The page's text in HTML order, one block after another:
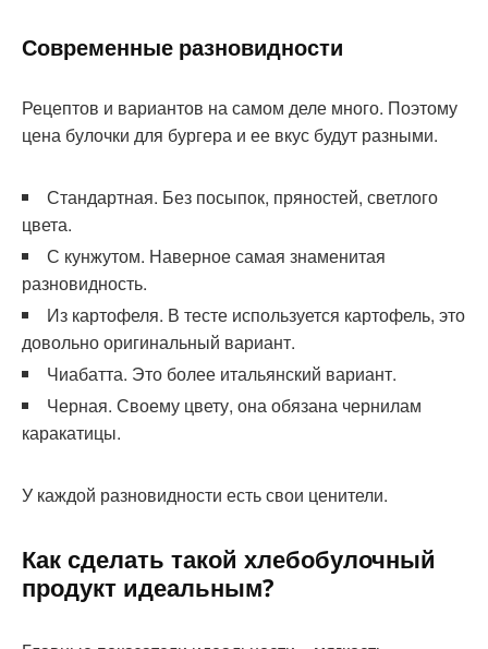
Современные разновидности
Рецептов и вариантов на самом деле много. Поэтому
цена булочки для бургера и ее вкус будут разными.
Стандартная. Без посыпок, пряностей, светлого
цвета.
С кунжутом. Наверное самая знаменитая
разновидность.
Из картофеля. В тесте используется картофель, это
довольно оригинальный вариант.
Чиабатта. Это более итальянский вариант.
Черная. Своему цвету, она обязана чернилам
каракатицы.
У каждой разновидности есть свои ценители.
Как сделать такой хлебобулочный
продукт идеальным?